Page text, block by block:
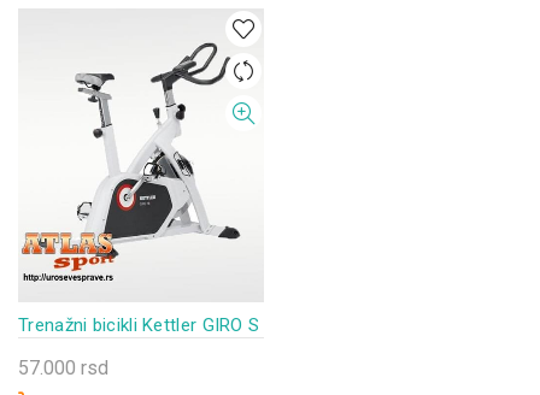
Trenažni bicikli Kettler GIRO S
57.000 rsd